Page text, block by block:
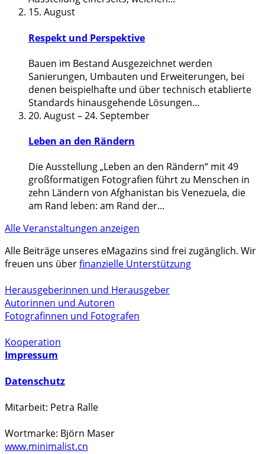
15. August
Respekt und Perspektive
Bauen im Bestand Ausgezeichnet werden
Sanierungen, Umbauten und Erweiterungen, bei
denen beispielhafte und über technisch etablierte
Standards hinausgehende Lösungen...
20. August–24. September
Leben an den Rändern
Die Ausstellung „Leben an den Rändern“ mit 49
großformatigen Fotografien führt zu Menschen in
zehn Ländern von Afghanistan bis Venezuela, die
am Rand leben: am Rand der...
Alle Veranstaltungen anzeigen
Alle Beiträge unseres eMagazins sind frei zugänglich. Wir
freuen uns überfinanzielle Unterstützung
Herausgeberinnen und Herausgeber
Autorinnen und Autoren
Fotografinnen und Fotografen
Kooperation
Impressum
Datenschutz
Mitarbeit: Petra Ralle
Wortmarke: Björn Maser
www.minimalist.cn